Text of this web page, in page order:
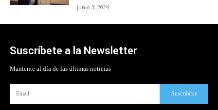
junio 3, 2024
Suscríbete a la Newsletter
Mantente al día de las últimas noticias
Suscribirse